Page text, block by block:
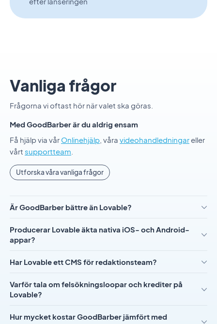
Vanliga frågor
Frågorna vi oftast hör när valet ska göras.
Med GoodBarber är du aldrig ensam
Få hjälp via vår Onlinehjälp , våra videohandledningar eller
vårt supportteam
Utforska våra vanliga frågor
Är GoodBarber bättre än Lovable?
Producerar Lovable äkta nativa iOS- och Android-
appar?
Har Lovable ett CMS för redaktionsteam?
Varför tala om felsökningsloopar och krediter på
Lovable?
Hur mycket kostar GoodBarber jämfört med